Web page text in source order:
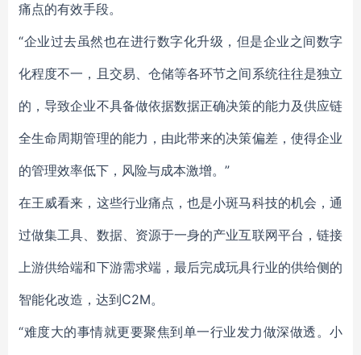
痛点的有效手段。
“企业过去虽然也在进行数字化升级，但是企业之间数字
化程度不一，且交易、仓储等各环节之间系统往往是独立
的，导致企业不具备做依据数据正确决策的能力及供应链
全生命周期管理的能力，由此带来的决策偏差，使得企业
的管理效率低下，风险与成本激增。”
在王威看来，这些行业痛点，也是小斑马科技的机会，通
过做集工具、数据、资源于一身的产业互联网平台，链接
上游供给端和下游需求端，最后完成玩具行业的供给侧的
智能化改造，达到C2M。
“难度大的事情就更要聚焦到单一行业发力做深做透。小